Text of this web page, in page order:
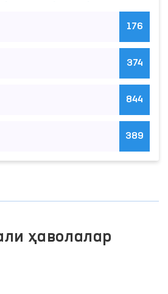
176
374
844
389
ҳаволалар